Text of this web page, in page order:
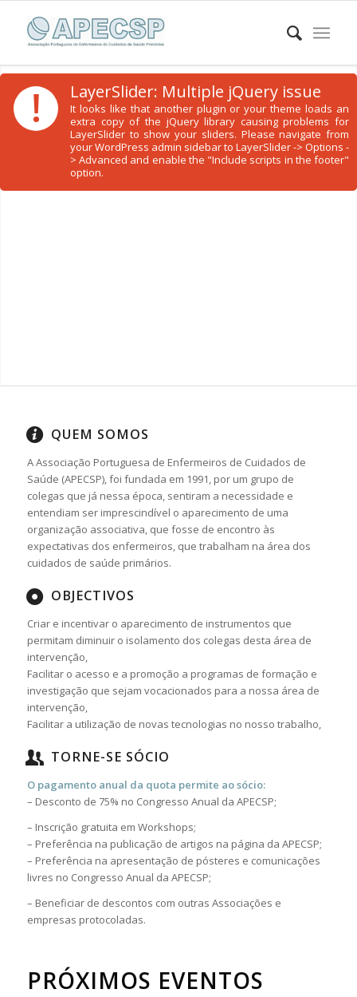
! LayerSlider: Multiple jQuery issue
It looks like that another plugin or your theme loads an
extra copy of the jQuery library causing problems for
LayerSlider to show your sliders. Please navigate from
your WordPress admin sidebar to LayerSlider -> Options -
> Advanced and enable the "Include scripts in the footer"
option.
QUEM SOMOS
A Associação Portuguesa de Enfermeiros de Cuidados de
Saúde (APECSP), foi fundada em 1991, por um grupo de
colegas que já nessa época, sentiram a necessidade e
entendiam ser imprescindível o aparecimento de uma
organização associativa, que fosse de encontro às
expectativas dos enfermeiros, que trabalham na área dos
cuidados de saúde primários.
OBJECTIVOS
Criar e incentivar o aparecimento de instrumentos que
permitam diminuir o isolamento dos colegas desta área de
intervenção,
Facilitar o acesso e a promoção a programas de formação e
investigação que sejam vocacionados para a nossa área de
intervenção,
Facilitar a utilização de novas tecnologias no nosso trabalho,
TORNE-SE SÓCIO
O pagamento anual da quota permite ao sócio:
– Desconto de 75% no Congresso Anual da APECSP;
– Inscrição gratuita em Workshops;
– Preferência na publicação de artigos na página da APECSP;
– Preferência na apresentação de pósteres e comunicações
livres no Congresso Anual da APECSP;
– Beneficiar de descontos com outras Associações e
empresas protocoladas.
PRÓXIMOS EVENTOS